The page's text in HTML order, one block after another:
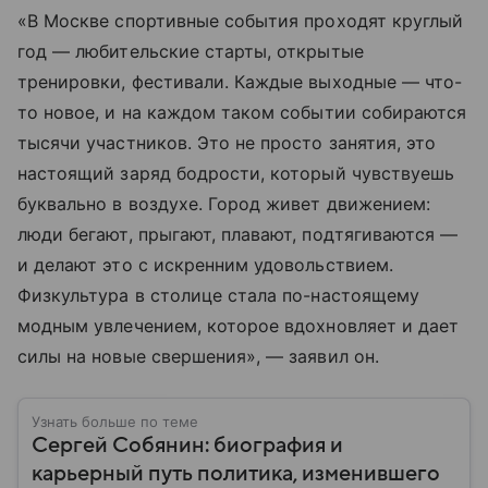
«В Москве спортивные события проходят круглый
год — любительские старты, открытые
тренировки, фестивали. Каждые выходные — что-
то новое, и на каждом таком событии собираются
тысячи участников. Это не просто занятия, это
настоящий заряд бодрости, который чувствуешь
буквально в воздухе. Город живет движением:
люди бегают, прыгают, плавают, подтягиваются —
и делают это с искренним удовольствием.
Физкультура в столице стала по-настоящему
модным увлечением, которое вдохновляет и дает
силы на новые свершения», — заявил он.
Узнать больше по теме
Сергей Собянин: биография и
карьерный путь политика, изменившего